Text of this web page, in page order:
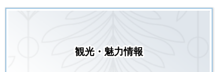
観光・魅力情報